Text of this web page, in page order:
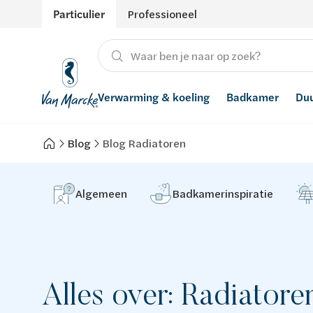
Particulier Professioneel
Verwarming & koeling
Verwarming
Koeling
Badkamer
Producten
Badkamers met richtprijs
Stijlen
Hernieuwbare energie
Ventilatie
Waterontharders
Waterfilters
Blog Blog Radiatoren
Algemeen Badkamerinspiratie
Alles over: